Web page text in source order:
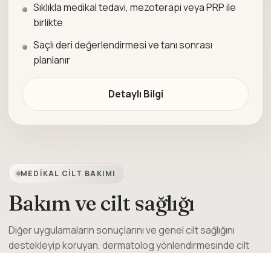
Sıklıkla medikal tedavi, mezoterapi veya PRP ile
birlikte
Saçlı deri değerlendirmesi ve tanı sonrası
planlanır
Detaylı Bilgi
MEDIKAL CILT BAKIMI
Bakım ve cilt sağlığı
Diğer uygulamaların sonuçlarını ve genel cilt sağlığını
destekleyip koruyan, dermatolog yönlendirmesinde cilt